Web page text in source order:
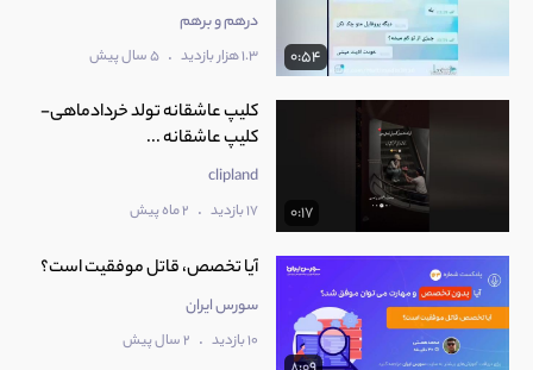
0:54
درهم و برهم
1.3 هزار بازدید . 5 سال پیش
0:17
کلیپ عاشقانه تولد خردادماهی-
کلیپ عاشقانه ...
clipland
17 بازدید . 2 ماه پیش
آیا تخصص، قاتل موفقیت است؟
سورس ایران
10 بازدید . 2 سال پیش